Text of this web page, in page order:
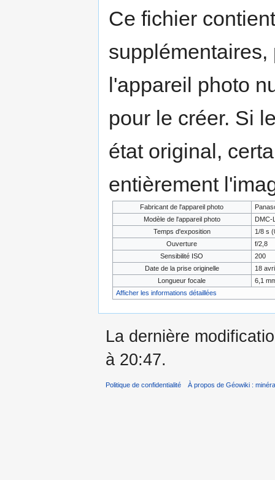
Ce fichier
l'appareil photo
pour le créer. Si
état original,
entièrement
Fabricant de l'appareil photo
Modèle de l'appareil photo
DMC-
Temps d'exposition
1/8 s
Ouverture
f/2,8
Sensibilité ISO
200
Date de la prise originelle
18
Longueur focale
6,1
Afficher les informations détaillées
La dernière
à 20:47.
Politique de confidentialité À propos de Géowiki :